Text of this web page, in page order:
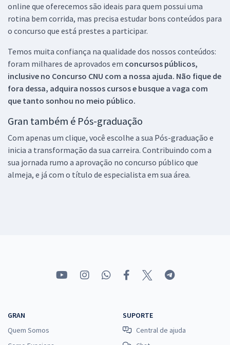
online que oferecemos são ideais para quem possui uma
rotina bem corrida, mas precisa estudar bons conteúdos para
o concurso que está prestes a participar.
Temos muita confiança na qualidade dos nossos conteúdos:
foram milhares de aprovados em concursos públicos,
inclusive no Concurso CNU com a nossa ajuda. Não fique de
fora dessa, adquira nossos cursos e busque a vaga com
que tanto sonhou no meio público.
Gran também é Pós-graduação
Com apenas um clique, você escolhe a sua Pós-graduação e
inicia a transformação da sua carreira. Contribuindo com a
sua jornada rumo a aprovação no concurso público que
almeja, e já com o título de especialista em sua área.
GRAN
Quem Somos
SUPORTE
Central de ajuda